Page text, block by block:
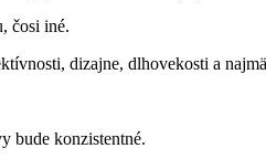
čosi iné.
dizajne, dlhovekosti a
bude konzistentné.